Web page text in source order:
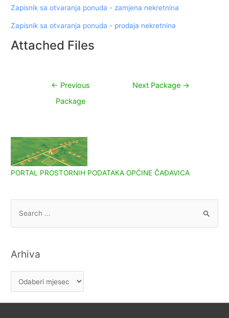
Zapisnik sa otvaranja ponuda - zamjena nekretnina
Zapisnik sa otvaranja ponuda - prodaja nekretnina
Attached Files
Navigacija
← Previous
Package
Next Package →
PORTAL PROSTORNIH PODATAKA OPĆINE ČAĐAVICA
o
Arhiva
r
h